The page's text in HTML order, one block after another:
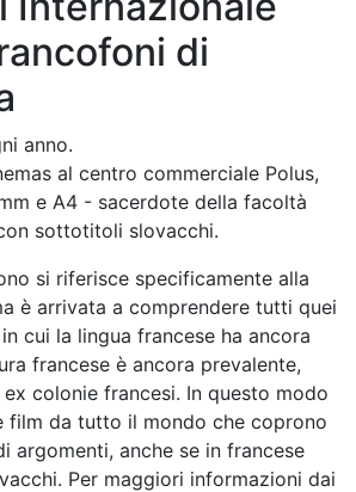
di
anno.
al centro commerciale Polus,
e A4 - sacerdote della facoltà
sottotitoli slovacchi.
si riferisce specificamente alla
è arrivata a comprendere tutti quei
cui la lingua francese ha ancora
francese è ancora prevalente,
colonie francesi. In questo modo
film da tutto il mondo che coprono
argomenti, anche se in francese
Per maggiori informazioni dai